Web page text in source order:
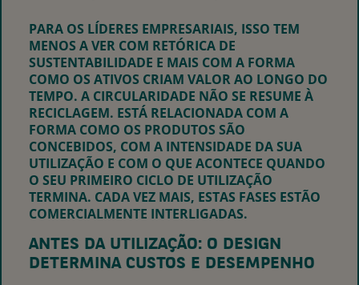
PARA OS LÍDERES EMPRESARIAIS, ISSO TEM
MENOS A VER COM RETÓRICA DE
SUSTENTABILIDADE E MAIS COM A FORMA
COMO OS ATIVOS CRIAM VALOR AO LONGO DO
TEMPO. A CIRCULARIDADE NÃO SE RESUME À
RECICLAGEM. ESTÁ RELACIONADA COM A
FORMA COMO OS PRODUTOS SÃO
CONCEBIDOS, COM A INTENSIDADE DA SUA
UTILIZAÇÃO E COM O QUE ACONTECE QUANDO
O SEU PRIMEIRO CICLO DE UTILIZAÇÃO
TERMINA. CADA VEZ MAIS, ESTAS FASES ESTÃO
COMERCIALMENTE INTERLIGADAS.
ANTES DA UTILIZAÇÃO: O DESIGN
DETERMINA CUSTOS E DESEMPENHO